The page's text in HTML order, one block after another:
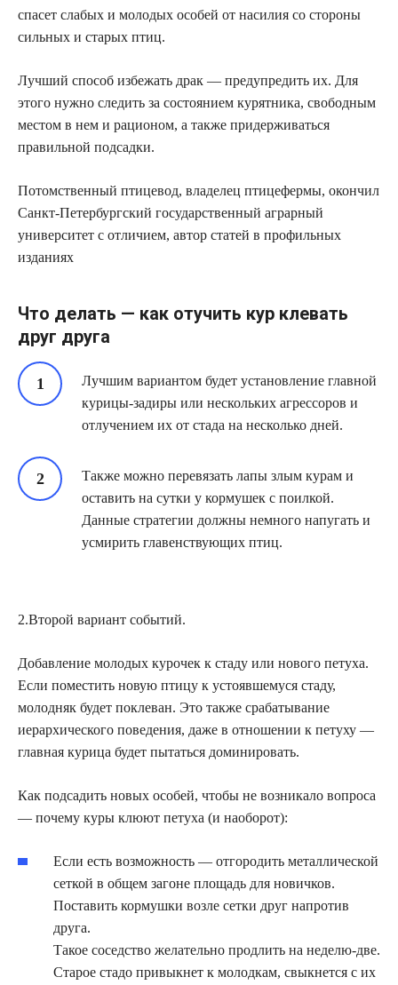
спасет слабых и молодых особей от насилия со стороны
сильных и старых птиц.
Лучший способ избежать драк — предупредить их. Для
этого нужно следить за состоянием курятника, свободным
местом в нем и рационом, а также придерживаться
правильной подсадки.
Потомственный птицевод, владелец птицефермы, окончил
Санкт-Петербургский государственный аграрный
университет с отличием, автор статей в профильных
изданиях
Что делать — как отучить кур клевать
друг друга
Лучшим вариантом будет установление главной
курицы-задиры или нескольких агрессоров и
отлучением их от стада на несколько дней.
Также можно перевязать лапы злым курам и
оставить на сутки у кормушек с поилкой.
Данные стратегии должны немного напугать и
усмирить главенствующих птиц.
2.Второй вариант событий.
Добавление молодых курочек к стаду или нового петуха.
Если поместить новую птицу к устоявшемуся стаду,
молодняк будет поклеван. Это также срабатывание
иерархического поведения, даже в отношении к петуху —
главная курица будет пытаться доминировать.
Как подсадить новых особей, чтобы не возникало вопроса
— почему куры клюют петуха (и наоборот):
Если есть возможность — отгородить металлической
сеткой в общем загоне площадь для новичков.
Поставить кормушки возле сетки друг напротив
друга.
Такое соседство желательно продлить на неделю-две.
Старое стадо привыкнет к молодкам, свыкнется с их